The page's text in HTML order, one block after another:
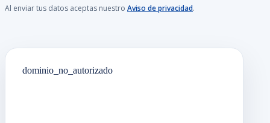
Al enviar tus datos aceptas nuestro Aviso de privacidad.
dominio_no_autorizado